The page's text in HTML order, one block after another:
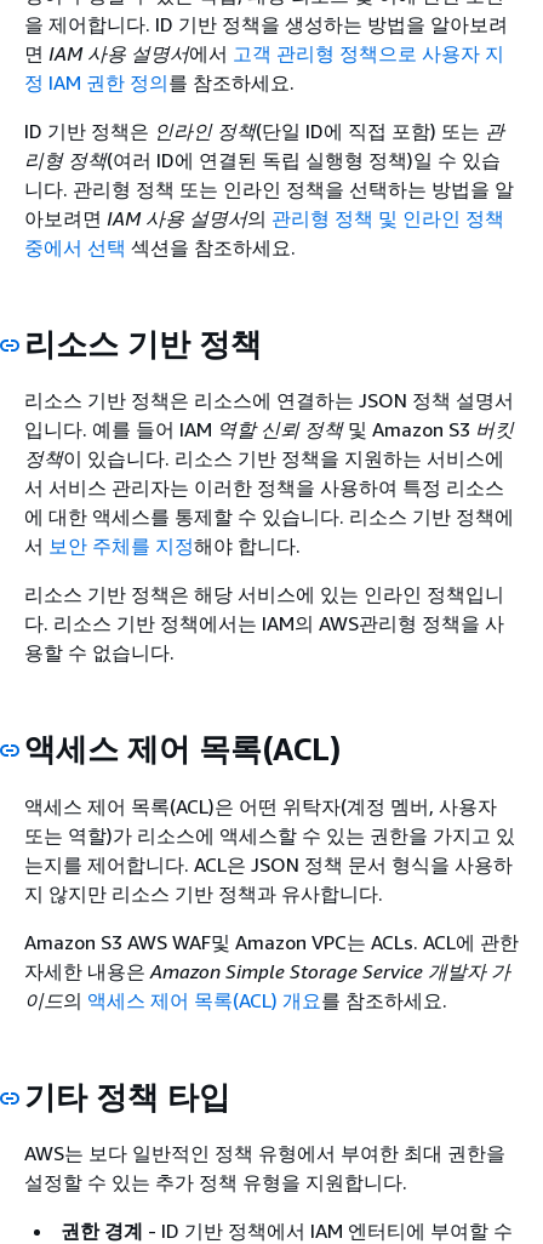
을 제어합니다. ID 기반 정책을 생성하는 방법을 알아보려
면 IAM 사용 설명서에서 고객 관리형 정책으로 사용자 지
정 IAM 권한 정의를 참조하세요.
ID 기반 정책은 인라인 정책(단일 ID에 직접 포함) 또는 관
리형 정책(여러 ID에 연결된 독립 실행형 정책)일 수 있습
니다. 관리형 정책 또는 인라인 정책을 선택하는 방법을 알
아보려면 IAM 사용 설명서의 관리형 정책 및 인라인 정책
중에서 선택 섹션을 참조하세요.
리소스 기반 정책
리소스 기반 정책은 리소스에 연결하는 JSON 정책 설명서
입니다. 예를 들어 IAM 역할 신뢰 정책및 Amazon S3 버킷
정책이 있습니다. 리소스 기반 정책을 지원하는 서비스에
서 서비스 관리자는 이러한 정책을 사용하여 특정 리소스
에 대한 액세스를 통제할 수 있습니다. 리소스 기반 정책에
서 보안 주체를 지정해야 합니다.
리소스 기반 정책은 해당 서비스에 있는 인라인 정책입니
다. 리소스 기반 정책에서는 IAM의 AWS관리형 정책을 사
용할 수 없습니다.
액세스 제어 목록(ACL)
액세스 제어 목록(ACL)은 어떤 위탁자(계정 멤버, 사용자
또는 역할)가 리소스에 액세스할 수 있는 권한을 가지고 있
는지를 제어합니다. ACL은 JSON 정책 문서 형식을 사용하
지 않지만 리소스 기반 정책과 유사합니다.
Amazon S3 AWS WAF및 Amazon VPC는 ACLs. ACL에 관한
자세한 내용은 Amazon Simple Storage Service 개발자 가
이드의 액세스 제어 목록(ACL) 개요를 참조하세요.
기타 정책 타입
AWS는 보다 일반적인 정책 유형에서 부여한 최대 권한을
설정할 수 있는 추가 정책 유형을 지원합니다.
권한 경계 - ID 기반 정책에서 IAM 엔터티에 부여할 수